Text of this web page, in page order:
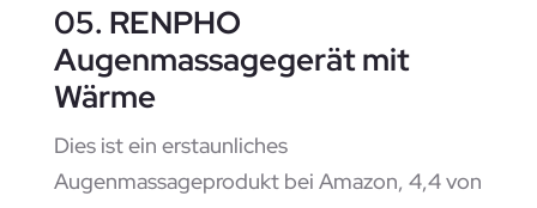
05. RENPHO
Augenmassagegerät mit
Wärme
Dies ist ein erstaunliches
Augenmassageprodukt bei Amazon, 4,4 von